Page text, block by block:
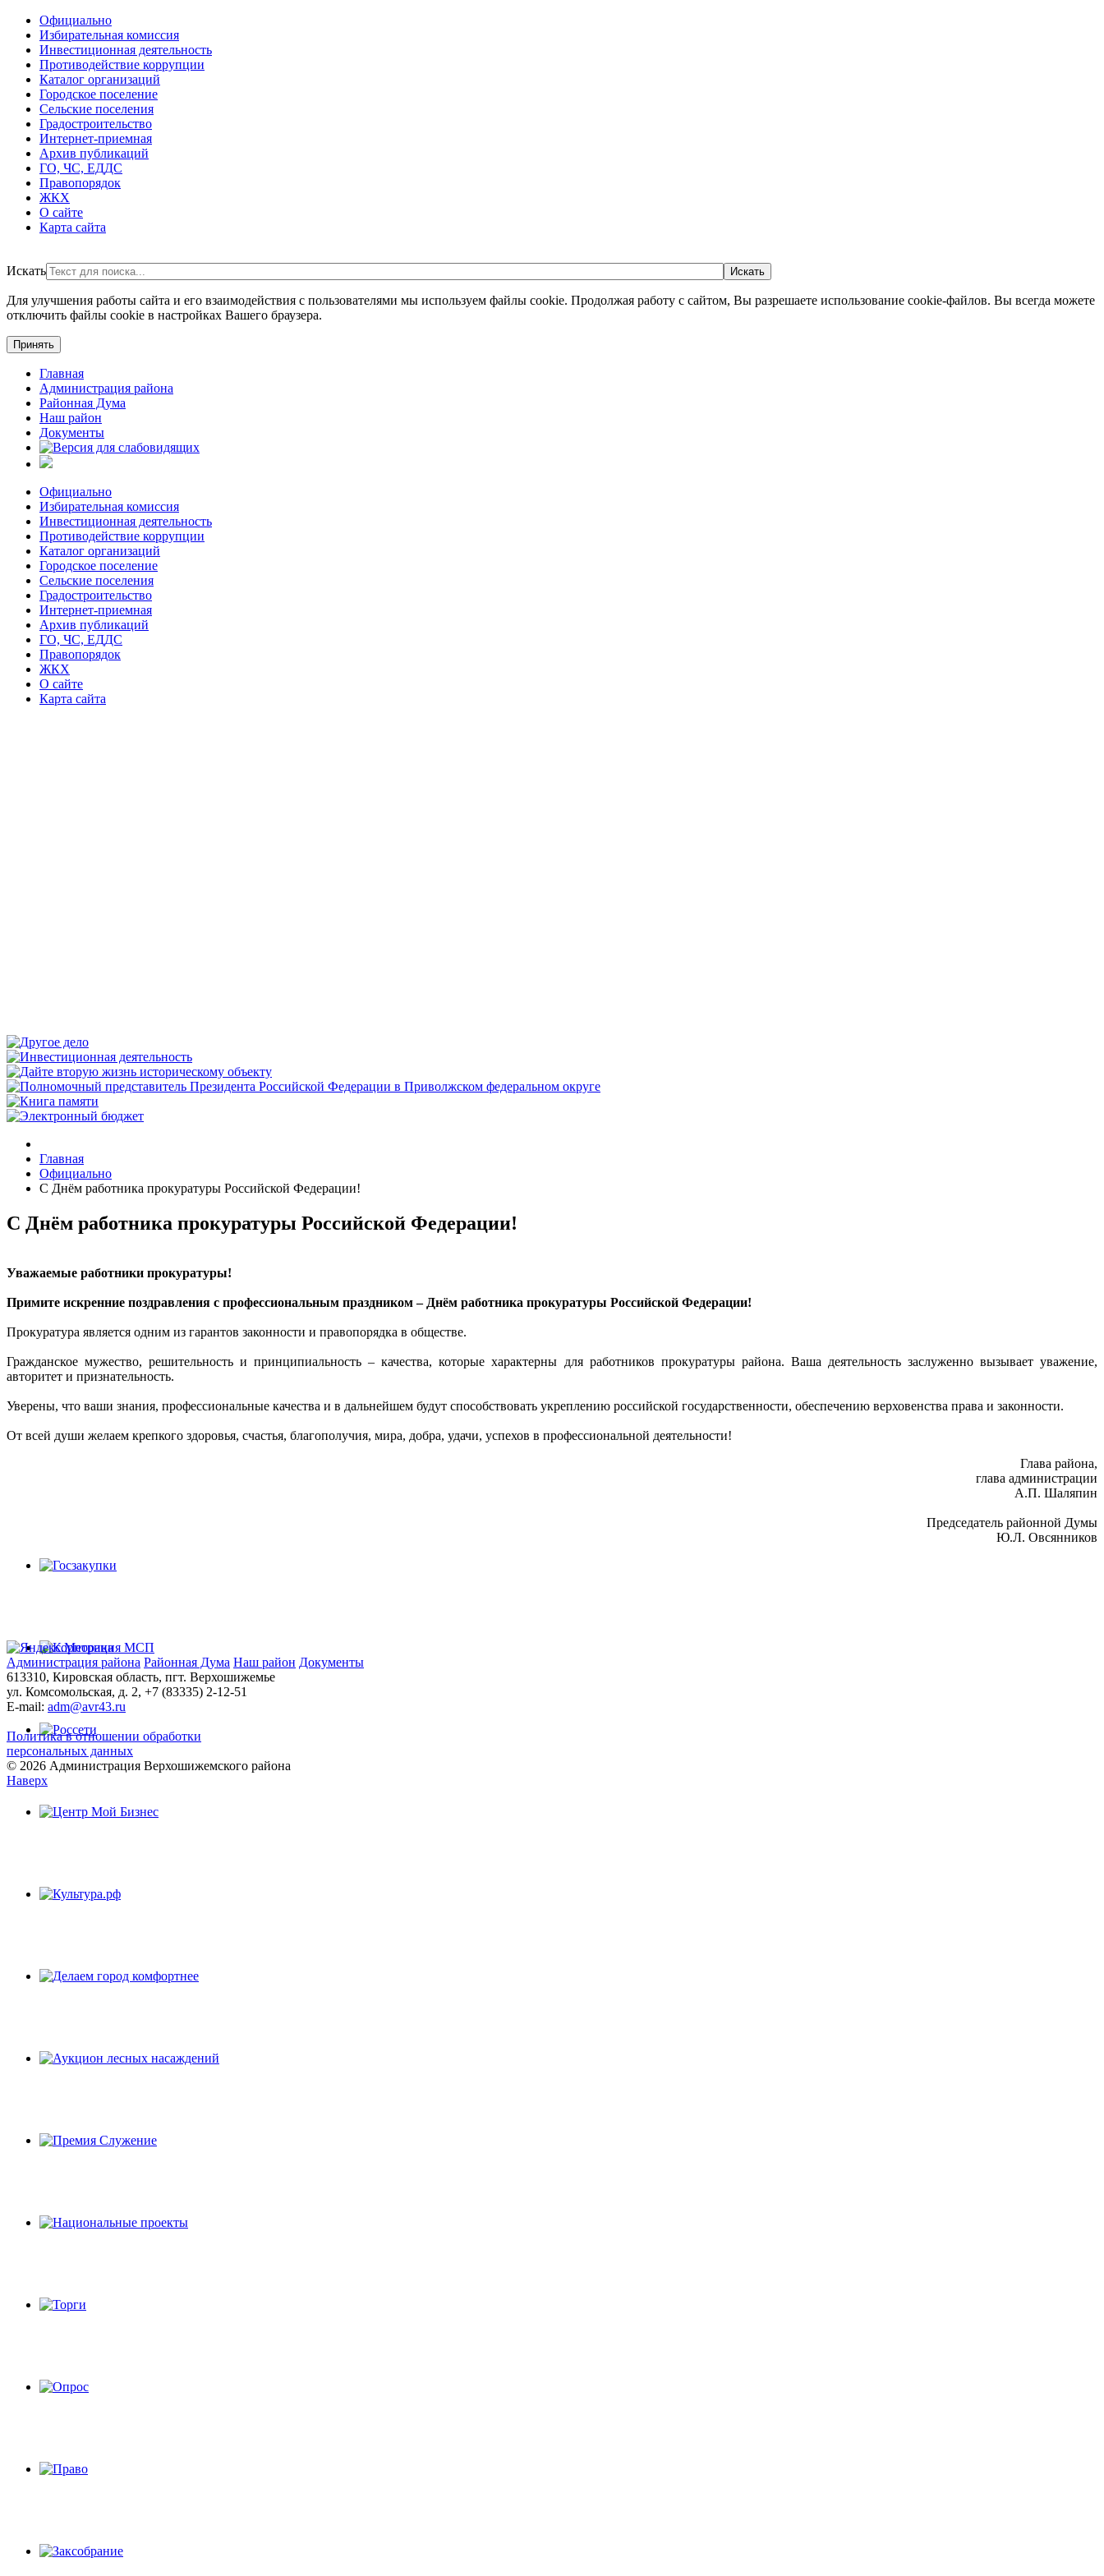
Официально
Избирательная комиссия
Инвестиционная деятельность
Противодействие коррупции
Каталог организаций
Городское поселение
Сельские поселения
Градостроительство
Интернет-приемная
Архив публикаций
ГО, ЧС, ЕДДС
Правопорядок
ЖКХ
О сайте
Карта сайта
Искать Искать
Для улучшения работы сайта и его взаимодействия с пользователями мы используем файлы cookie. Продолжая работу с сайтом, Вы разрешаете использование cookie-файлов. Вы всегда можете
отключить файлы cookie в настройках Вашего браузера.
Принять
Главная
Администрация района
Районная Дума
Наш район
Документы
Официально
Избирательная комиссия
Инвестиционная деятельность
Противодействие коррупции
Каталог организаций
Городское поселение
Сельские поселения
Градостроительство
Интернет-приемная
Архив публикаций
ГО, ЧС, ЕДДС
Правопорядок
ЖКХ
О сайте
Карта сайта
Главная
Официально
С Днём работника прокуратуры Российской Федерации!
С Днём работника прокуратуры Российской Федерации!
Уважаемые работники прокуратуры!
Примите искренние поздравления с профессиональным праздником – Днём работника прокуратуры Российской Федерации!
Прокуратура является одним из гарантов законности и правопорядка в обществе.
Гражданское мужество, решительность и принципиальность – качества, которые характерны для работников прокуратуры района. Ваша деятельность заслуженно вызывает уважение,
авторитет и признательность.
Уверены, что ваши знания, профессиональные качества и в дальнейшем будут способствовать укреплению российской государственности, обеспечению верховенства права и законности.
От всей души желаем крепкого здоровья, счастья, благополучия, мира, добра, удачи, успехов в профессиональной деятельности!
Глава района,
глава администрации
А.П. Шаляпин
Председатель районной Думы
Ю.Л. Овсянников
Администрация района Районная Дума Наш район Документы
613310, Кировская область, пгт. Верхошижемье
ул. Комсомольская, д. 2, +7 (83335) 2-12-51
E-mail: adm@avr43.ru
Политика в отношении обработки
персональных данных
© 2026 Администрация Верхошижемского района
Наверх